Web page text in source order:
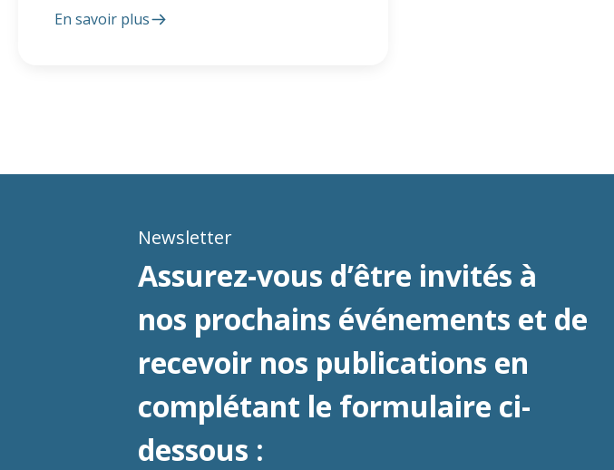
En savoir plus
Newsletter
Assurez-vous d’être invités à
nos prochains événements et de
recevoir nos publications en
complétant le formulaire ci-
dessous :